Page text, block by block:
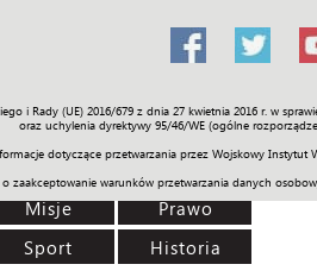
i Rady (UE) 2016/679 z dnia 27 kwietnia 2016 r. w
oraz uchylenia dyrektywy 95/46/WE (ogólne
dotyczące przetwarzania przez Wojskowy
o zaakceptowanie warunków przetwarzania danych
Świat Społeczność Sport
Misje
Prawo
Sport Historia